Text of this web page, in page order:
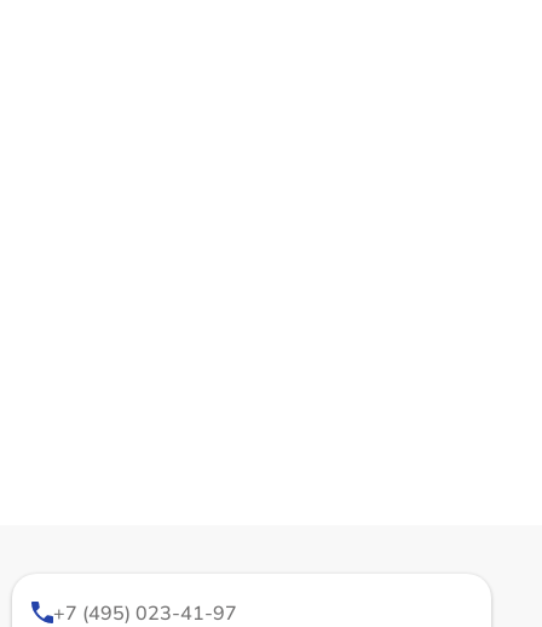
+7 (495) 023-41-97